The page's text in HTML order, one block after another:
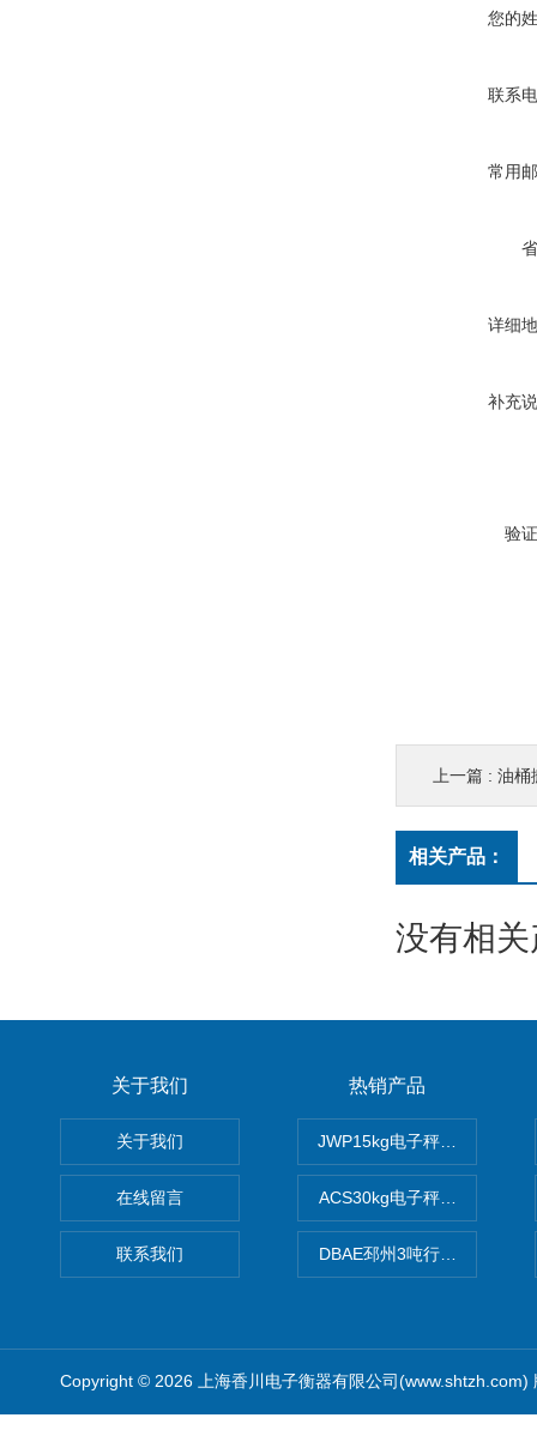
您的
联系
常用
详细
补充
验
上一篇 : 油桶
相关产品：
没有相
关于我们
关于我们
在线留言
联系我们
热销产品
JWP15kg电子秤价格,15公
ACS30kg电子秤价格,30公
DBAE邳州3吨行车电子吊秤
Copyright © 2026 上海香川电子衡器有限公司(www.shtzh.com)